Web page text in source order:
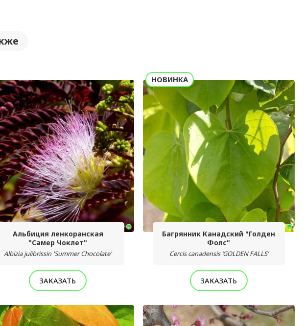
Альбиция ленкоранская
"Самер Чоклет"
Albizia julibrissin 'Summer Chocolate'
ЗАКАЗАТЬ
НОВИНКА
Багрянник Канадский "Голден
Фолс"
Cercis canadensis ‘GOLDEN FALLS’
ЗАКАЗАТЬ